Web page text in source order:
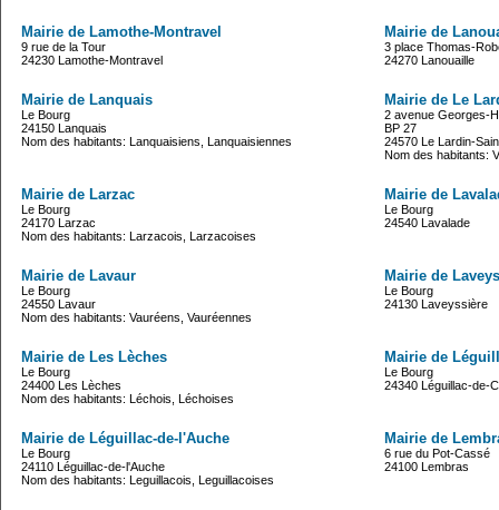
Mairie de Lamothe-Montravel
9 rue de la Tour
24230 Lamothe-Montravel
Mairie de
3 place Thomas-
24270 Lanouaille
Mairie de Lanquais
Le Bourg
24150 Lanquais
Nom des habitants: Lanquaisiens, Lanquaisiennes
Mairie de Le
2 avenue Georges-
BP 27
24570 Le Lardin-
Nom des habitants:
Mairie de Larzac
Le Bourg
24170 Larzac
Nom des habitants: Larzacois, Larzacoises
Mairie de
Le Bourg
24540 Lavalade
Mairie de Lavaur
Le Bourg
24550 Lavaur
Nom des habitants: Vauréens, Vauréennes
Mairie de
Le Bourg
24130 Laveyssière
Mairie de Les Lèches
Le Bourg
24400 Les Lèches
Nom des habitants: Léchois, Léchoises
Mairie de
Le Bourg
24340 Léguillac-de-
Mairie de Léguillac-de-l'Auche
Le Bourg
24110 Léguillac-de-l'Auche
Nom des habitants: Leguillacois, Leguillacoises
Mairie de
6 rue du Pot-Cassé
24100 Lembras